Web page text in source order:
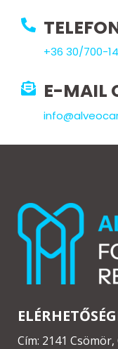
+36 30/700-
E-MAIL
Cím: 2141